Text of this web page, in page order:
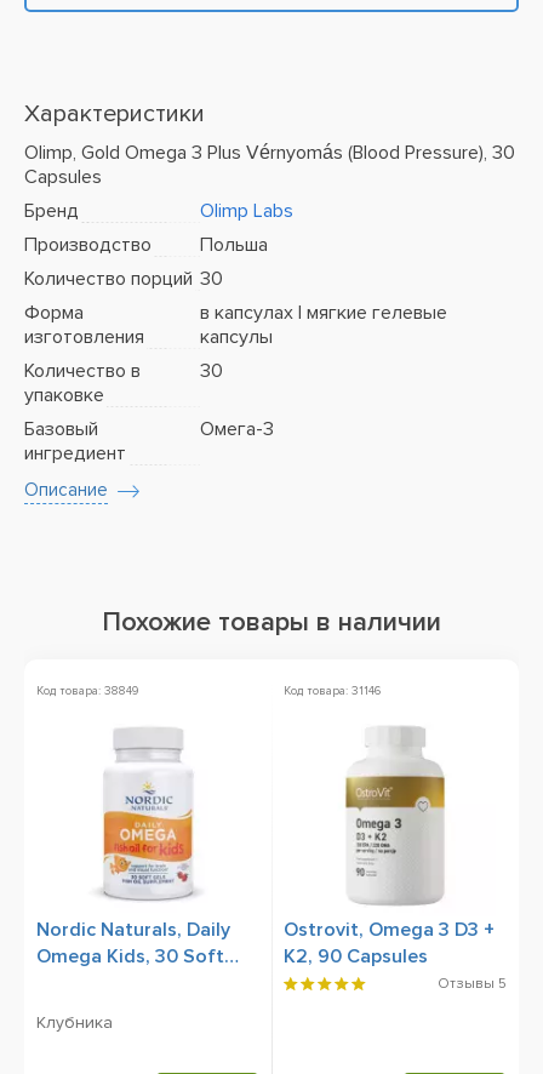
Характеристики
Olimp, Gold Omega 3 Plus Vérnyomás (Blood Pressure), 30
Capsules
Бренд
Olimp Labs
Производство
Польша
Количество порций 30
Форма
изготовления
в капсулах | мягкие гелевые
капсулы
Количество в
упаковке
30
Базовый
ингредиент
Омега-3
Описание
Похожие товары в наличии
Код товара: 38849
Nordic Naturals, Daily
Omega Kids, 30 Soft
Клубника
Код товара: 31146
Ostrovit, Omega 3 D3 +
K2, 90 Capsules
Отзывы 5